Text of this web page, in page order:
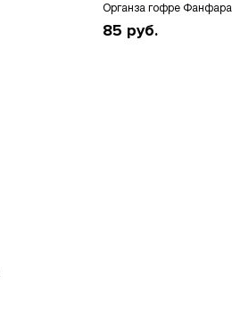
Органза гофре Фанфара
85 руб.